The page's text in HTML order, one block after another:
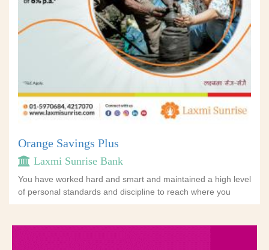
Orange Savings Plus
Laxmi Sunrise Bank
You have worked hard and smart and maintained a high level
of personal standards and discipline to reach where you